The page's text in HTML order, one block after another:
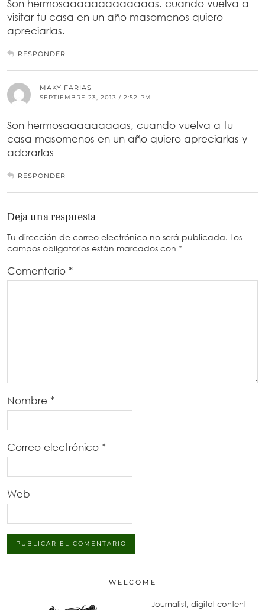
Son hermosaaaaaaaaaaaaas. cuando vuelva a
visitar tu casa en un año masomenos quiero
apreciarlas.
RESPONDER
MAKY FARIAS
SEPTIEMBRE 23, 2013 / 2:52 PM
Son hermosaaaaaaaaas, cuando vuelva a tu
casa masomenos en un año quiero apreciarlas y
adorarlas
RESPONDER
Deja una respuesta
Tu dirección de correo electrónico no será publicada. Los
campos obligatorios están marcados con *
Comentario *
Nombre *
Correo electrónico *
Web
WELCOME
Journalist, digital content